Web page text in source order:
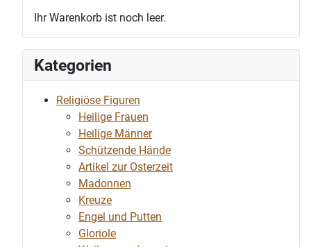
Ihr Warenkorb ist noch leer.
Kategorien
Religiöse Figuren
Heilige Frauen
Heilige Männer
Schützende Hände
Artikel zur Osterzeit
Madonnen
Kreuze
Engel und Putten
Gloriole